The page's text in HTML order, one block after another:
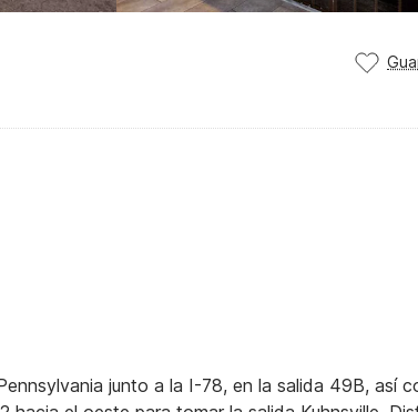
junto a la I-78, en la salida 49B, así